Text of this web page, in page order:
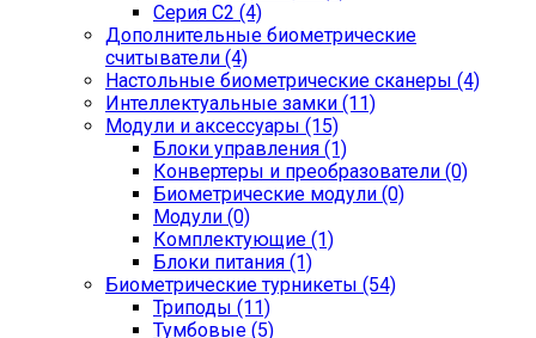
Серия С2 (4)
Дополнительные биометрические
считыватели (4)
Настольные биометрические сканеры (4)
Интеллектуальные замки (11)
Модули и аксессуары (15)
Блоки управления (1)
Конвертеры и преобразователи (0)
Биометрические модули (0)
Модули (0)
Комплектующие (1)
Блоки питания (1)
Биометрические турникеты (54)
Триподы (11)
Тумбовые (5)